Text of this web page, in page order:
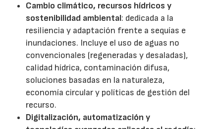
Cambio climático, recursos hídricos y
sostenibilidad ambiental: dedicada a la
resiliencia y adaptación frente a sequías e
inundaciones. Incluye el uso de aguas no
convencionales (regeneradas y desaladas),
calidad hídrica, contaminación difusa,
soluciones basadas en la naturaleza,
economía circular y políticas de gestión del
recurso.
Digitalización, automatización y